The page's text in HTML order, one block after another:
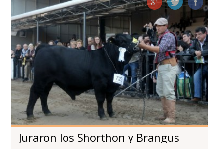
Juraron los Shorthon y Brangus